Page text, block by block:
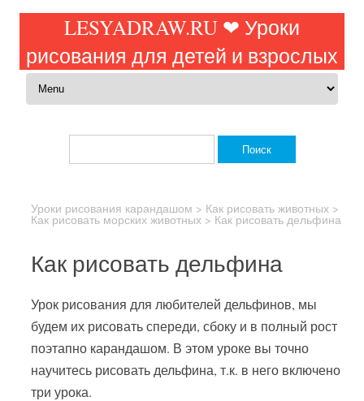
LESYADRAW.RU ❤ Уроки
рисования для детей и взрослых
Перейти к содержимому
Уроки рисования карандашом > Как рисовать животных >
Как рисовать морских животных > Как рисовать дельфина
Как рисовать дельфина
Урок рисования для любителей дельфинов, мы
будем их рисовать спереди, сбоку и в полный рост
поэтапно карандашом. В этом уроке вы точно
научитесь рисовать дельфина, т.к. в него включено
три урока.